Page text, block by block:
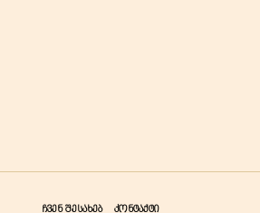
ჩვენ შესახებ კონტაქტი